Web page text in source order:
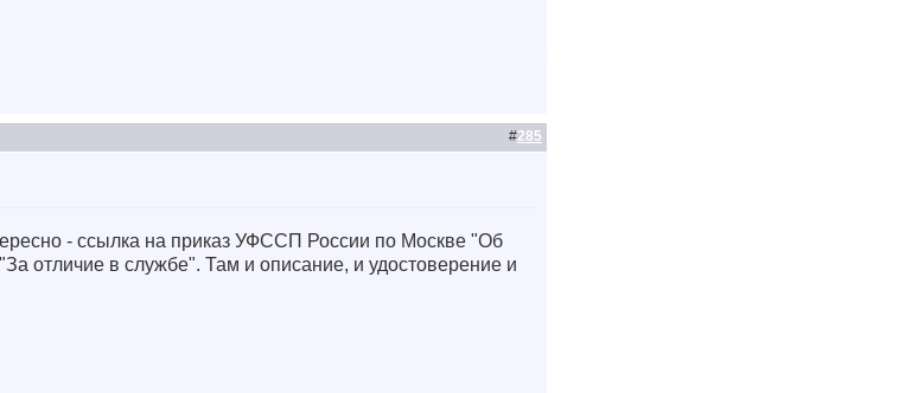
#285
- ссылка на приказ УФССП России по Москве "Об
отличие в службе". Там и описание, и удостоверение и